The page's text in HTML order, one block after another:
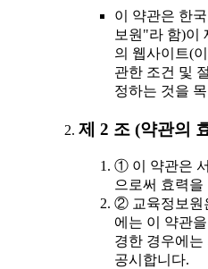
이 약관은 한
보원"라 함)이
의 웹사이트(
관한 조건 및
정하는 것을
제 2 조 (약관의
① 이 약관은
으로써 효력을
② 교육정보원
에는 이 약관
경한 경우에
공시합니다.